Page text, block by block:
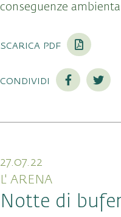
conseguenze
scarica pdf
condividi
27.07.22
L' ARENA
Notte di